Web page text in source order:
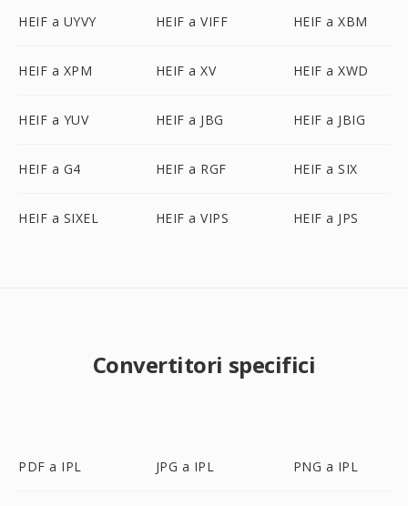
HEIF a UYVY HEIF a VIFF HEIF a XBM
HEIF a XPM HEIF a XV HEIF a XWD
HEIF a YUV HEIF a JBG HEIF a JBIG
HEIF a G4 HEIF a RGF HEIF a SIX
HEIF a SIXEL HEIF a VIPS HEIF a JPS
Convertitori specifici
PDF a IPL JPG a IPL PNG a IPL